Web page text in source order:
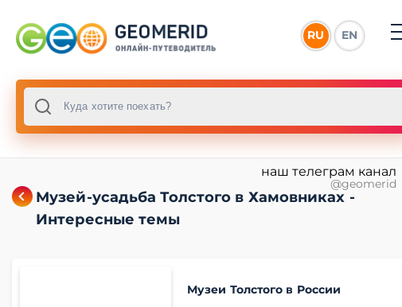
RU EN
Музей-усадьба Толстого в Хамовниках -
Интересные темы
наш телеграм канал
@geomerid
Музеи Толстого в России